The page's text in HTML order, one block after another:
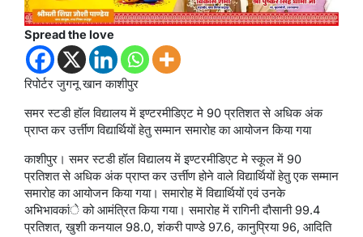
Spread the love
रिपोर्टर जुगनू खान काशीपुर
समर स्टडी हॉल विद्यालय में इण्टरमीडिएट मे 90 प्रतिशत से अधिक अंक
प्राप्त कर उर्त्तीण विद्यार्थियों हेतु सम्मान समारोह का आयोजन किया गया
काशीपुर। समर स्टडी हॉल विद्यालय में इण्टरमीडिएट मे स्कूल में 90
प्रतिशत से अधिक अंक प्राप्त कर उर्त्तीण होने वाले विद्यार्थियों हेतु एक सम्मान
समारोह का आयोजन किया गया। समारोह में विद्यार्थियों एवं उनके
अभिभावकांे को आमंत्रित किया गया। समारोह में रागिनी दौसानी 99.4
प्रतिशत, खुशी कनयाल 98.0, शंकरी पाण्डे 97.6, कानुप्रिया 96, आदिति